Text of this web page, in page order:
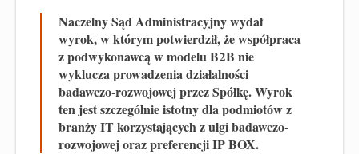
Naczelny Sąd Administracyjny wydał
wyrok, w którym potwierdził, że współpraca
z podwykonawcą w modelu B2B nie
wyklucza prowadzenia działalności
badawczo-rozwojowej przez Spółkę. Wyrok
ten jest szczególnie istotny dla podmiotów z
branży IT korzystających z ulgi badawczo-
rozwojowej oraz preferencji IP BOX.